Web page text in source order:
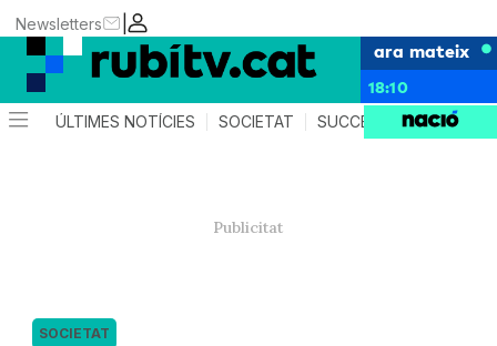
|
Newsletters
ara mateix
18:10
ÚLTIMES NOTÍCIES SOCIETAT SUCCESSOS
SOCIETAT